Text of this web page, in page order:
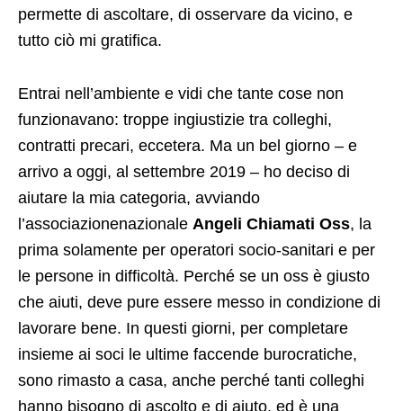
permette di ascoltare, di osservare da vicino, e
tutto ciò mi gratifica.
Entrai nell’ambiente e vidi che tante cose non
funzionavano: troppe ingiustizie tra colleghi,
contratti precari, eccetera. Ma un bel giorno – e
arrivo a oggi, al settembre 2019 – ho deciso di
aiutare la mia categoria, avviando
l’associazionenazionale Angeli Chiamati Oss, la
prima solamente per operatori socio-sanitari e per
le persone in difficoltà. Perché se un oss è giusto
che aiuti, deve pure essere messo in condizione di
lavorare bene. In questi giorni, per completare
insieme ai soci le ultime faccende burocratiche,
sono rimasto a casa, anche perché tanti colleghi
hanno bisogno di ascolto e di aiuto, ed è una